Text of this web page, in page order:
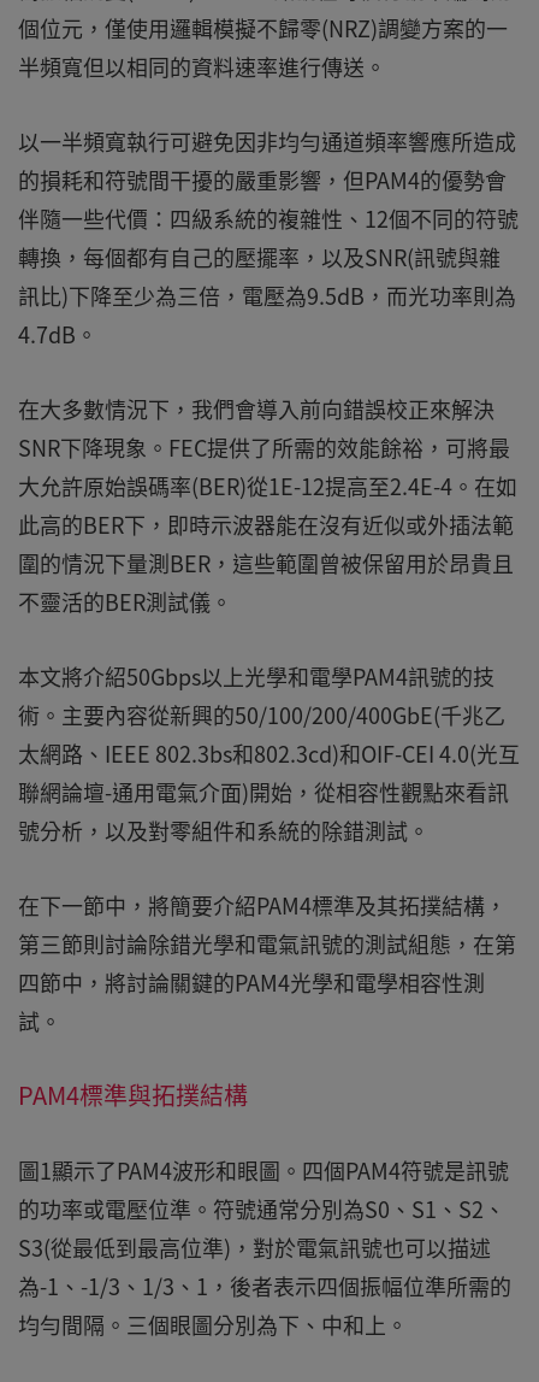
個位元，僅使用邏輯模擬不歸零(NRZ)調變方案的一
半頻寬但以相同的資料速率進行傳送。
以一半頻寬執行可避免因非均勻通道頻率響應所造成
的損耗和符號間干擾的嚴重影響，但PAM4的優勢會
伴隨一些代價：四級系統的複雜性、12個不同的符號
轉換，每個都有自己的壓擺率，以及SNR(訊號與雜
訊比)下降至少為三倍，電壓為9.5dB，而光功率則為
4.7dB。
在大多數情況下，我們會導入前向錯誤校正來解決
SNR下降現象。FEC提供了所需的效能餘裕，可將最
大允許原始誤碼率(BER)從1E-12提高至2.4E-4。在如
此高的BER下，即時示波器能在沒有近似或外插法範
圍的情況下量測BER，這些範圍曾被保留用於昂貴且
不靈活的BER測試儀。
本文將介紹50Gbps以上光學和電學PAM4訊號的技
術。主要內容從新興的50/100/200/400GbE(千兆乙
太網路、IEEE 802.3bs和802.3cd)和OIF-CEI 4.0(光互
聯網論壇-通用電氣介面)開始，從相容性觀點來看訊
號分析，以及對零組件和系統的除錯測試。
在下一節中，將簡要介紹PAM4標準及其拓撲結構，
第三節則討論除錯光學和電氣訊號的測試組態，在第
四節中，將討論關鍵的PAM4光學和電學相容性測
試。
PAM4標準與拓撲結構
圖1顯示了PAM4波形和眼圖。四個PAM4符號是訊號
的功率或電壓位準。符號通常分別為S0、S1、S2、
S3(從最低到最高位準)，對於電氣訊號也可以描述
為-1、-1/3、1/3、1，後者表示四個振幅位準所需的
均勻間隔。三個眼圖分別為下、中和上。